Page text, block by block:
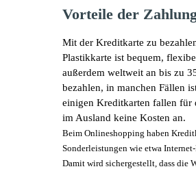
Vorteile der
Mit der Kreditkarte zu
Plastikkarte ist bequem,
außerdem weltweit an bis zu
bezahlen, in manchen Fällen
einigen Kreditkarten fallen für
im Ausland keine Kosten an.
Beim Onlineshopping haben
Sonderleistungen wie etwa
Damit wird sichergestellt, dass die